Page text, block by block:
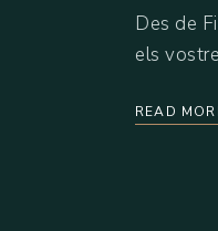
Des de
els
READ